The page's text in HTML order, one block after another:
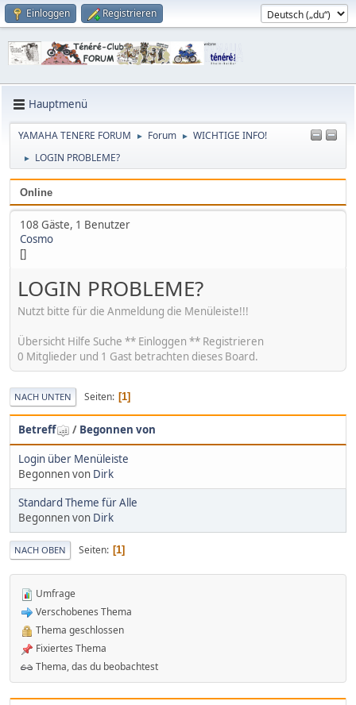
Einloggen Registrieren
Hauptmenü
YAMAHA TENERE FORUM ► Forum ► WICHTIGE INFO!
► LOGIN PROBLEME?
Online
108 Gäste, 1 Benutzer
Cosmo
[]
LOGIN PROBLEME?
Nutzt bitte für die Anmeldung die Menüleiste!!!
Übersicht Hilfe Suche ** Einloggen ** Registrieren
0 Mitglieder und 1 Gast betrachten dieses Board.
NACH UNTEN Seiten 1
Betreff / Begonnen von
Login über Menüleiste
Begonnen von Dirk
Standard Theme für Alle
Begonnen von Dirk
NACH OBEN Seiten 1
Umfrage
Verschobenes Thema
Thema geschlossen
Fixiertes Thema
Thema, das du beobachtest